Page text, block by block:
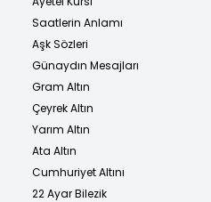
Saatlerin Anlamı
Aşk Sözleri
Günaydın Mesajları
Gram Altın
Çeyrek Altın
Yarım Altın
Ata Altın
Cumhuriyet Altını
22 Ayar Bilezik